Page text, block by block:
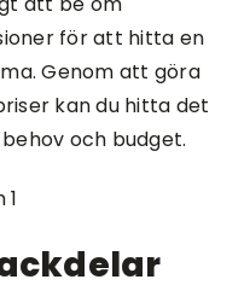
för att hitta en
Genom att göra
kan du hitta det
och budget.